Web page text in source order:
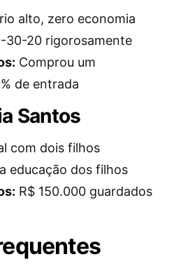
alto, zero economia
30-20 rigorosamente
Comprou um
de entrada
Santos
com dois filhos
educação dos filhos
R$ 150.000 guardados